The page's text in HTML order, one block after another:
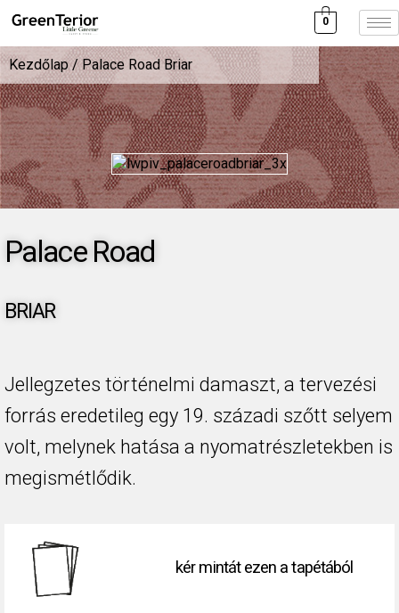
0
Kezdőlap/ Palace Road Briar
Palace Road
BRIAR
Jellegzetes történelmi damaszt, a tervezési
forrás eredetileg egy 19. századi szőtt selyem
volt, melynek hatása a nyomatrészletekben is
megismétlődik.
kér mintát ezen a tapétából